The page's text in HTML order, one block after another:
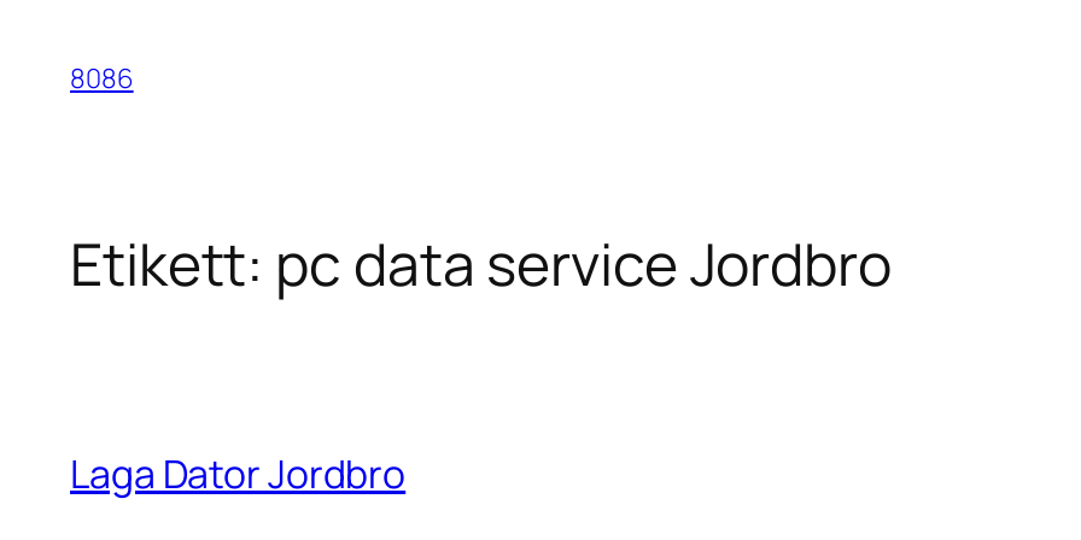
innehåll
8086
Etikett: pc data service Jordbro
Laga Dator Jordbro